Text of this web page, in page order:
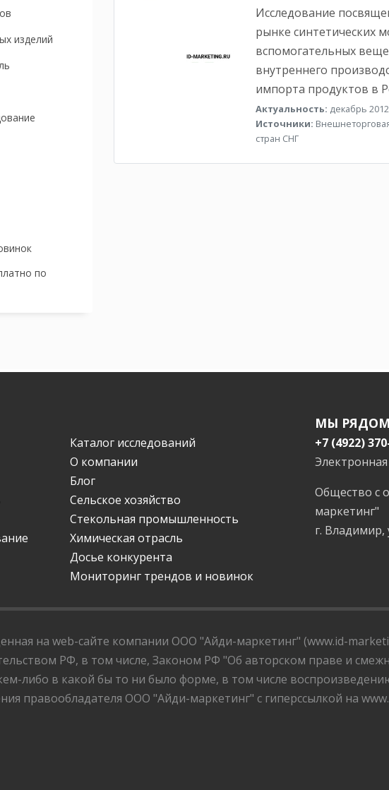
Исследование
рынке синтетических
вспомогательных
внутреннего
импорта продуктов в
Актуальность: декабрь 2012
Источники:
стран СНГ
изделий
по
Каталог исследований
О компании
Блог
Сельское хозяйство
Стекольная промышленность
Химическая отрасль
Досье конкурента
Мониторинг трендов и новинок
МЫ РЯДОМ
+7 (4922)
Общество с
маркетинг"
г. Владимир,
на web-сайте компании ООО "Айди-маркетинг" (www.id-
РФ, в том числе, Законом РФ "Об авторском праве и
либо в какой бы то ни было форме, в том числе
правообладателя ООО "Айди-маркетинг" с гиперссылкой на